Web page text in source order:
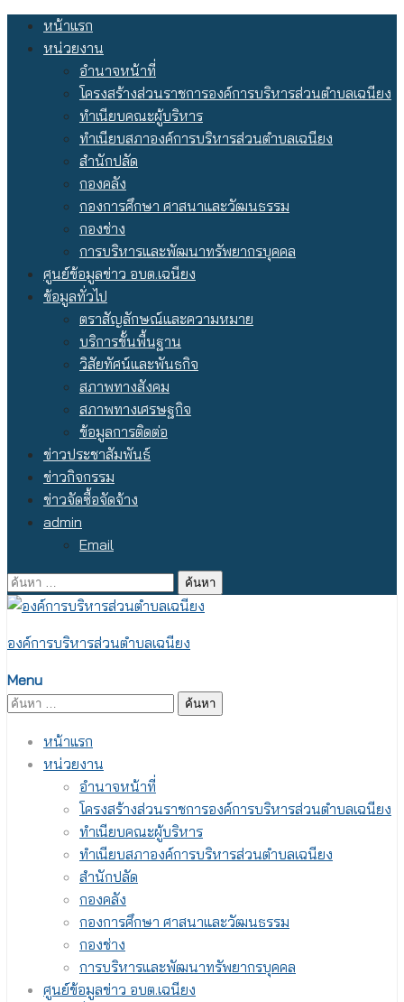
Skip หน้าแรก
หน่วยงาน
อำนาจหน้าที่
โครงสร้างส่วนราชการองค์การบริหารส่วนตำบลเฉนียง
ทำเนียบคณะผู้บริหาร
ทำเนียบสภาองค์การบริหารส่วนตำบลเฉนียง
สำนักปลัด
กองคลัง
กองการศึกษา ศาสนาและวัฒนธรรม
กองช่าง
การบริหารและพัฒนาทรัพยากรบุคคล
ศูนย์ข้อมูลข่าว อบต.เฉนียง
ข้อมูลทั่วไป
ตราสัญลักษณ์และความหมาย
บริการขั้นพื้นฐาน
วิสัยทัศน์และพันธกิจ
สภาพทางสังคม
สภาพทางเศรษฐกิจ
ข้อมูลการติดต่อ
ข่าวประชาสัมพันธ์
ข่าวกิจกรรม
ข่าวจัดซื้อจัดจ้าง
admin
Email
ค้นหา
สำหรับ:
องค์การบริหารส่วนตำบลเฉนียง
Menu
ค้นหา
หน้าแรก
หน่วยงาน
อำนาจหน้าที่
โครงสร้างส่วนราชการองค์การบริหารส่วนตำบลเฉนียง
ทำเนียบคณะผู้บริหาร
ทำเนียบสภาองค์การบริหารส่วนตำบลเฉนียง
สำนักปลัด
กองคลัง
กองการศึกษา ศาสนาและวัฒนธรรม
กองช่าง
การบริหารและพัฒนาทรัพยากรบุคคล
ศูนย์ข้อมูลข่าว อบต.เฉนียง